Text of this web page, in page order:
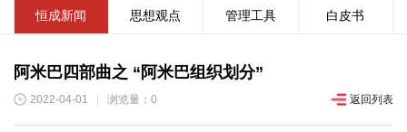
恒成新闻 思想观点 管理工具 白皮书
阿米巴四部曲之 “阿米巴组织划分”
2022-04-01 浏览量：0 返回列表